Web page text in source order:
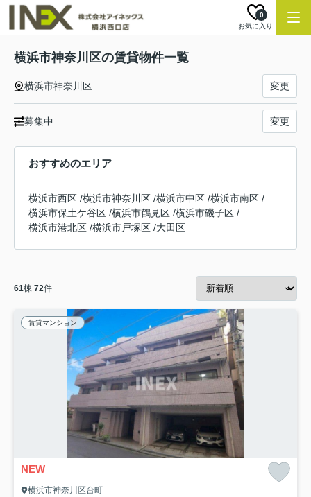
お気に入り
0
横浜市神奈川区の賃貸物件一覧
横浜市神奈川区 変更
募集中 変更
おすすめのエリア
横浜市西区 /横浜市神奈川区 /横浜市中区 /横浜市南区 /
横浜市保土ケ谷区 /横浜市鶴見区 /横浜市磯子区 /
横浜市港北区 /横浜市戸塚区 /大田区
61棟 72件
賃貸マンション
NEW
横浜市神奈川区台町